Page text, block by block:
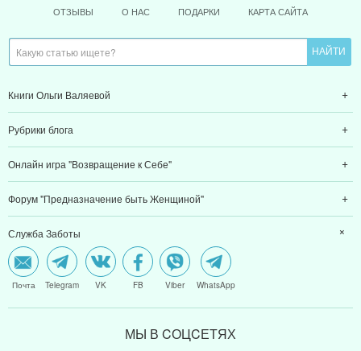
ОТЗЫВЫ О НАС ПОДАРКИ КАРТА САЙТА
Книги Ольги Валяевой
Рубрики блога
Онлайн игра "Возвращение к Себе"
Форум "Предназначение быть Женщиной"
Служба Заботы
Почта Telegram VK FB Viber WhatsApp
МЫ В CОЦCЕТЯХ